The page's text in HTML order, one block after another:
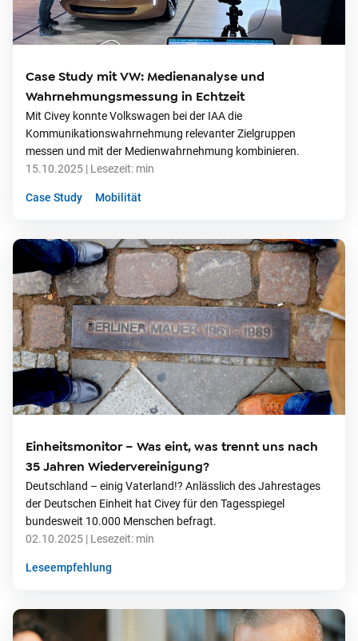
Case Study mit VW: Medienanalyse und
Wahrnehmungsmessung in Echtzeit
Mit Civey konnte Volkswagen bei der IAA die
Kommunikationswahrnehmung relevanter Zielgruppen
messen und mit der Medienwahrnehmung kombinieren.
15.10.2025 | Lesezeit: min
Case Study Mobilität
Einheitsmonitor – Was eint, was trennt uns nach
35 Jahren Wiedervereinigung?
Deutschland – einig Vaterland!? Anlässlich des Jahrestages
der Deutschen Einheit hat Civey für den Tagesspiegel
bundesweit 10.000 Menschen befragt.
02.10.2025 | Lesezeit: min
Leseempfehlung